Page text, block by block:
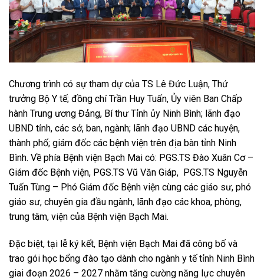
Chương trình có sự tham dự của TS Lê Đức Luận, Thứ
trưởng Bộ Y tế; đồng chí Trần Huy Tuấn, Ủy viên Ban Chấp
hành Trung ương Đảng, Bí thư Tỉnh ủy Ninh Bình; lãnh đạo
UBND tỉnh, các sở, ban, ngành; lãnh đạo UBND các huyện,
thành phố; giám đốc các bệnh viện trên địa bàn tỉnh Ninh
Bình. Về phía Bệnh viện Bạch Mai có: PGS.TS Đào Xuân Cơ –
Giám đốc Bệnh viện, PGS.TS Vũ Văn Giáp, PGS.TS Nguyễn
Tuấn Tùng – Phó Giám đốc Bệnh viện cùng các giáo sư, phó
giáo sư, chuyên gia đầu ngành, lãnh đạo các khoa, phòng,
trung tâm, viện của Bệnh viện Bạch Mai.
Đặc biệt, tại lễ ký kết, Bệnh viện Bạch Mai đã công bố và
trao gói học bổng đào tạo dành cho ngành y tế tỉnh Ninh Bình
giai đoạn 2026 – 2027 nhằm tăng cường năng lực chuyên